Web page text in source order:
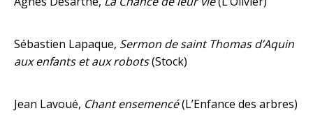
Sébastien Lapaque, Sermon de saint Thomas d’Aquin
aux enfants et aux robots(Stock)
Jean Lavoué, Chant ensemencé(L’Enfance des arbres)